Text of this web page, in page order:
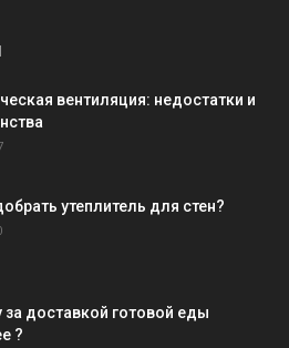
вентиляция: недостатки и
утеплитель для стен?
за доставкой готовой еды
?